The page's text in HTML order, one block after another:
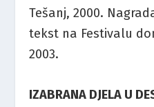
Tešanj, 2000.
tekst na Festivalu
2003.
IZABRANA DJELA U